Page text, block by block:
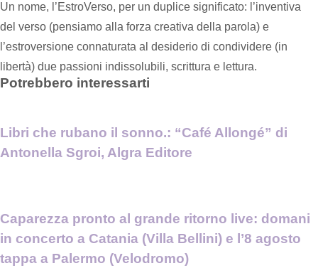
Un nome, l’EstroVerso, per un duplice significato: l’inventiva
del verso (pensiamo alla forza creativa della parola) e
l’estroversione connaturata al desiderio di condividere (in
libertà) due passioni indissolubili, scrittura e lettura.
Potrebbero interessarti
Libri che rubano il sonno.: “Café Allongé” di
Antonella Sgroi, Algra Editore
Caparezza pronto al grande ritorno live: domani
in concerto a Catania (Villa Bellini) e l’8 agosto
tappa a Palermo (Velodromo)